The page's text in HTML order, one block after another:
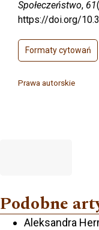
Społeczeństwo, 61
https://doi.org/
Formaty cytowań
Prawa autorskie
Podobne
Aleksandra